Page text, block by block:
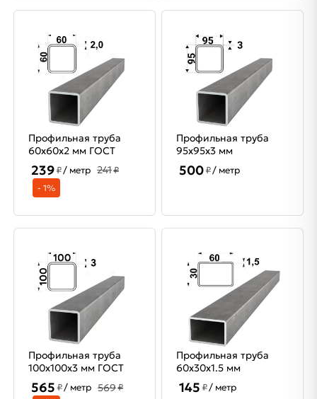
Профильная труба
60х60х2 мм ГОСТ
239₽/ метр 241₽
- 1%
Профильная труба
95х95х3 мм
500₽/ метр
Профильная труба
100х100х3 мм ГОСТ
565 ₽/ метр 569₽
Профильная труба
60х30х1.5 мм
145 ₽/ метр